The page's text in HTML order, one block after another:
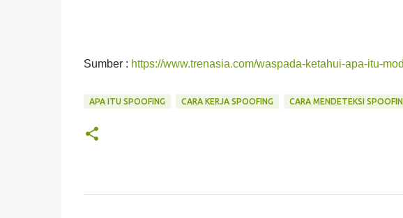
Sumber : https://www.trenasia.com/waspada-ketahui-apa-itu-
APA ITU SPOOFING CARA KERJA SPOOFING CARA MENDETEKSI